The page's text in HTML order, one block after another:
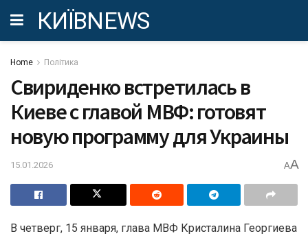
КИЇВNEWS
Home Політика
Свириденко встретилась в
Киеве с главой МВФ: готовят
новую программу для Украины
15.01.2026 AA
В четверг, 15 января, глава МВФ Кристалина Георгиева